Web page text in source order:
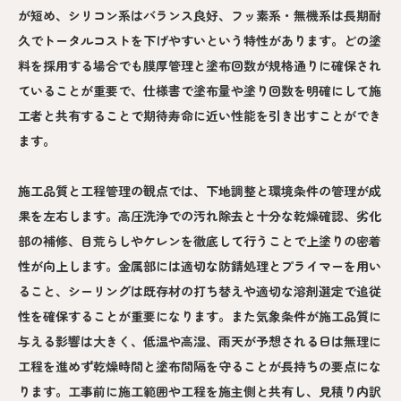
が短め、シリコン系はバランス良好、フッ素系・無機系は長期耐
久でトータルコストを下げやすいという特性があります。どの塗
料を採用する場合でも膜厚管理と塗布回数が規格通りに確保され
ていることが重要で、仕様書で塗布量や塗り回数を明確にして施
工者と共有することで期待寿命に近い性能を引き出すことができ
ます。
施工品質と工程管理の観点では、下地調整と環境条件の管理が成
果を左右します。高圧洗浄での汚れ除去と十分な乾燥確認、劣化
部の補修、目荒らしやケレンを徹底して行うことで上塗りの密着
性が向上します。金属部には適切な防錆処理とプライマーを用い
ること、シーリングは既存材の打ち替えや適切な溶剤選定で追従
性を確保することが重要になります。また気象条件が施工品質に
与える影響は大きく、低温や高湿、雨天が予想される日は無理に
工程を進めず乾燥時間と塗布間隔を守ることが長持ちの要点にな
ります。工事前に施工範囲や工程を施主側と共有し、見積り内訳